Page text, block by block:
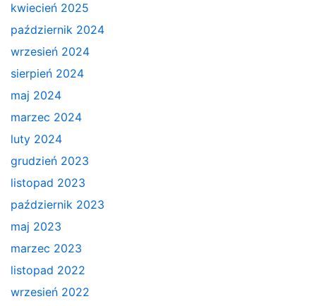
kwiecień 2025
październik 2024
wrzesień 2024
sierpień 2024
maj 2024
marzec 2024
luty 2024
grudzień 2023
listopad 2023
październik 2023
maj 2023
marzec 2023
listopad 2022
wrzesień 2022